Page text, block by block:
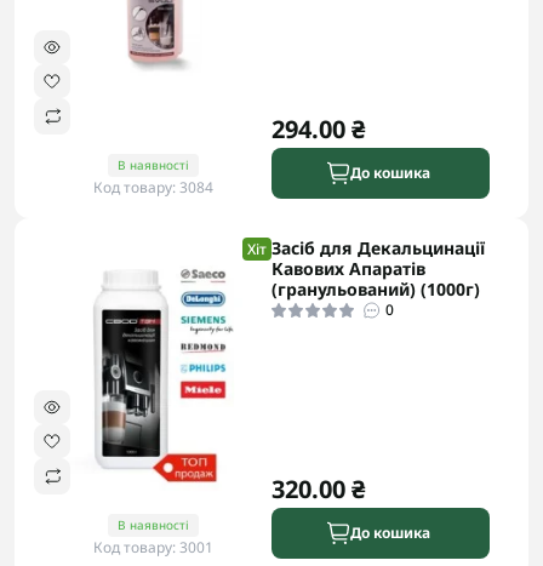
В наявності
Код товару: 3084
294.00 ₴
До кошика
Хіт
В наявності
Код товару: 3001
Засіб для Декальцинації
Кавових Апаратів
(гранульований) (1000г)
0
320.00 ₴
До кошика